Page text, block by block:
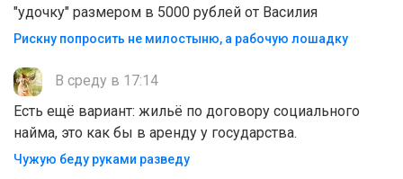
"удочку" размером в 5000 рублей от Василия
Рискну попросить не милостыню, а рабочую лошадку
В среду в 17:14
Есть ещё вариант: жильё по договору социального
найма, это как бы в аренду у государства.
Чужую беду руками разведу